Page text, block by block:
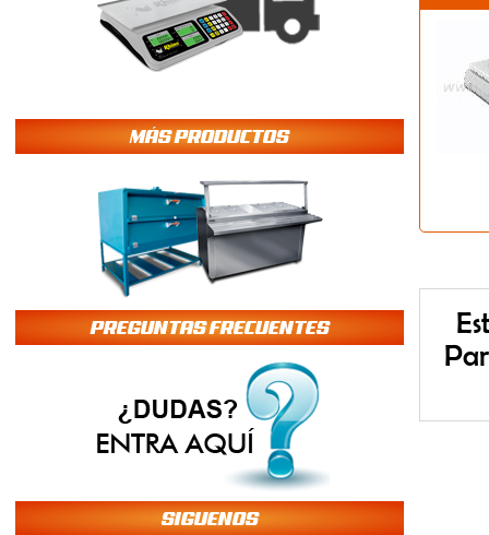
MÁS PRODUCTOS
PREGUNTAS FRECUENTES
SIGUENOS